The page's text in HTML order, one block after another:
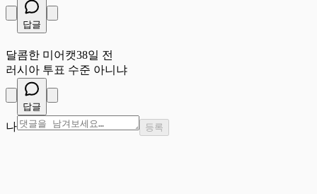
답글
달콤한 미어캣38일 전
러시아 투표 수준 아니냐
답글
나 등록